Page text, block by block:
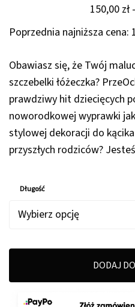
150,00 zł
Poprzednia najniższa cena:
Obawiasz się, że Twój
szczebelki łóżeczka?
prawdziwy hit dziecięcych
noworodkowej wyprawki
stylowej dekoracji do
przyszłych rodziców?
Długość
DODAJ